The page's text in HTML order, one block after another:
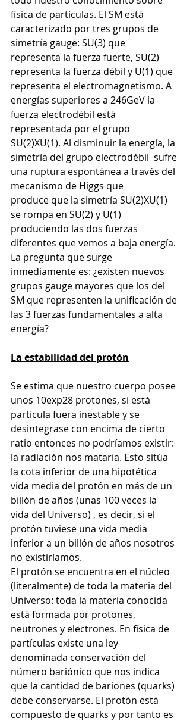
física de partículas. El SM está
caracterizado por tres grupos de
simetría gauge: SU(3) que
representa la fuerza fuerte, SU(2)
representa la fuerza débil y U(1) que
representa el electromagnetismo. A
energías superiores a 246GeV la
fuerza electrodébil está
representada por el grupo
SU(2)XU(1). Al disminuir la energía, la
simetría del grupo electrodébil  sufre
una ruptura espontánea a través del
mecanismo de Higgs que
produce que la simetría SU(2)XU(1)
se rompa en SU(2) y U(1)
produciendo las dos fuerzas
diferentes que vemos a baja energía.
La pregunta que surge
inmediamente es: ¿existen nuevos
grupos gauge mayores que los del
SM que representen la unificación de
las 3 fuerzas fundamentales a alta
energía?
La estabilidad del protón
Se estima que nuestro cuerpo posee
unos 10exp28 protones, si está
partícula fuera inestable y se
desintegrase con encima de cierto
ratio entonces no podríamos existir:
la radiación nos mataría. Esto sitúa
la cota inferior de una hipotética
vida media del protón en más de un
billón de años (unas 100 veces la
vida del Universo) , es decir, si el
protón tuviese una vida media
inferior a un billón de años nosotros
no existiríamos.
El protón se encuentra en el núcleo
(literalmente) de toda la materia del
Universo: toda la materia conocida
está formada por protones,
neutrones y electrones. En física de
partículas existe una ley
denominada conservación del
número bariónico que nos indica
que la cantidad de bariones (quarks)
debe conservarse. El protón está
compuesto de quarks y por tanto es